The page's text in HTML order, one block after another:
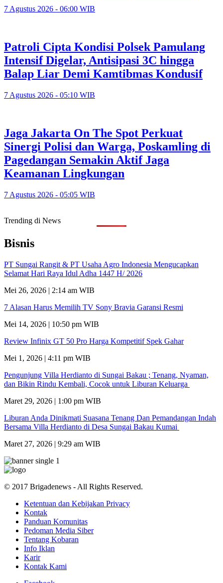
7 Agustus 2026 - 06:00 WIB
Patroli Cipta Kondisi Polsek Pamulang
Intensif Digelar, Antisipasi 3C hingga
Balap Liar Demi Kamtibmas Kondusif
7 Agustus 2026 - 05:10 WIB
Jaga Jakarta On The Spot Perkuat
Sinergi Polisi dan Warga, Poskamling di
Pagedangan Semakin Aktif Jaga
Keamanan Lingkungan
7 Agustus 2026 - 05:05 WIB
Trending di News
Bisnis
PT Sungai Rangit & PT Usaha Agro Indonesia Mengucapkan
Selamat Hari Raya Idul Adha 1447 H/ 2026
Mei 26, 2026 | 2:14 am WIB
7 Alasan Harus Memilih TV Sony Bravia Garansi Resmi
Mei 14, 2026 | 10:50 pm WIB
Review Infinix GT 50 Pro Harga Kompetitif Spek Gahar
Mei 1, 2026 | 4:11 pm WIB
Pengunjung Villa Herdianto di Sungai Bakau ; Tenang, Nyaman,
dan Bikin Rindu Kembali, Cocok untuk Liburan Keluarga
Maret 29, 2026 | 1:00 pm WIB
Liburan Anda Dinikmati Suasana Tenang Dan Pemandangan Indah
Bersama Villa Herdianto di Desa Sungai Bakau Kumai
Maret 27, 2026 | 9:29 am WIB
© 2017 Brigadenews - All Rights Reserved.
Ketentuan dan Kebijakan Privacy
Kontak
Panduan Komunitas
Pedoman Media Siber
Tentang Kobaran
Info Iklan
Karir
Kontak Kami